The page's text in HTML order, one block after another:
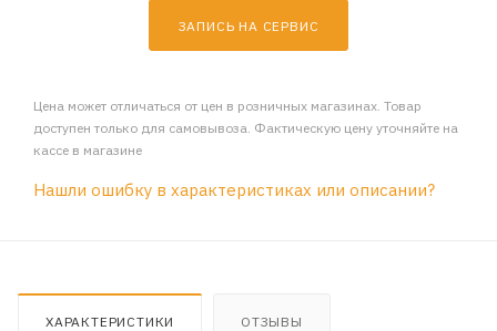
ЗАПИСЬ НА СЕРВИС
Цена может отличаться от цен в розничных магазинах. Товар
доступен только для самовывоза. Фактическую цену уточняйте на
кассе в магазине
Нашли ошибку в характеристиках или описании?
ХАРАКТЕРИСТИКИ ОТЗЫВЫ